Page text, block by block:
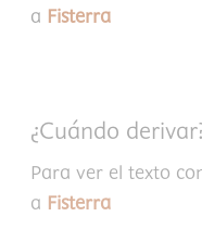
a Fisterra
¿Cuándo
Para ver el texto
a Fisterra